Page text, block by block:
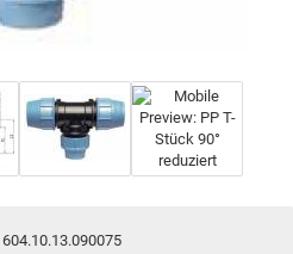
604.10.13.090075